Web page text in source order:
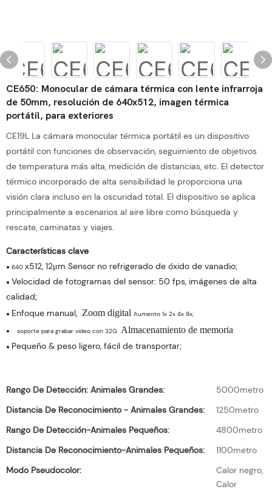
CE650: Monocular de cámara térmica con lente infrarroja
de 50mm, resolución de 640x512, imagen térmica
portátil, para exteriores
CE19L La cámara monocular térmica portátil es un dispositivo
portátil con funciones de observación, seguimiento de objetivos
de temperatura más alta, medición de distancias, etc. El detector
térmico incorporado de alta sensibilidad le proporciona una
visión clara incluso en la oscuridad total. El dispositivo se aplica
principalmente a escenarios al aire libre como búsqueda y
rescate, caminatas y viajes.
Características clave
● 640 x512, 12μm Sensor no refrigerado de óxido de vanadio;
● Velocidad de fotogramas del sensor: 50 fps, imágenes de alta
calidad;
● Enfoque manual, Zoom digital Aumento 1x 2x 4x 8x;
● soporte para grabar video con 32G Almacenamiento de memoria
● Pequeño & peso ligero, fácil de transportar;
Rango De Detección: Animales Grandes:
5000metro
Distancia De Reconocimiento - Animales Grandes:
1250metro
Rango De Detección-Animales Pequeños:
4800metro
Distancia De Reconocimiento-Animales Pequeños:
1100metro
Modo Pseudocolor:
Calor negro,
Calor